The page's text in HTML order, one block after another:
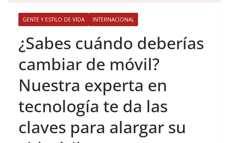
GENTE Y ESTILO DE VIDA INTERNACIONAL
​¿Sabes cuándo deberías
cambiar de móvil?
Nuestra experta en
tecnología te da las
claves para alargar su